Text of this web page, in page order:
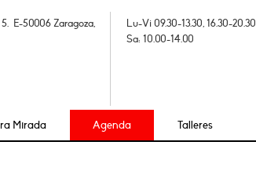
5. E-50006 Zaragoza,
Lu-Vi 09.30-13.30, 16.30-20.30
Sa: 10.00-14.00
Mirada Agenda Talleres